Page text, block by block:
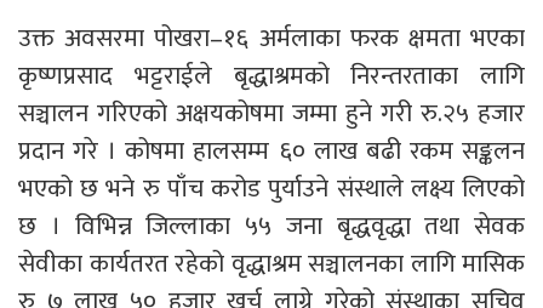
उक्त अवसरमा पोखरा–१६ अर्मलाका फरक क्षमता भएका
कृष्णप्रसाद भट्टराईले बृद्धाश्रमको निरन्तरताका लागि
सञ्चालन गरिएको अक्षयकोषमा जम्मा हुने गरी रु.२५ हजार
प्रदान गरे । कोषमा हालसम्म ६० लाख बढी रकम सङ्कलन
भएको छ भने रु पाँच करोड पुर्याउने संस्थाले लक्ष्य लिएको
छ । विभिन्न जिल्लाका ५५ जना बृद्धवृद्धा तथा सेवक
सेवीका कार्यतरत रहेको वृद्धाश्रम सञ्चालनका लागि मासिक